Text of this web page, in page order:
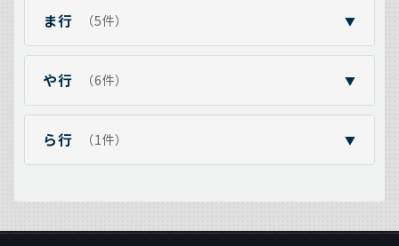
ま行 （5件） ▼
や行 （6件） ▼
ら行 （1件） ▼